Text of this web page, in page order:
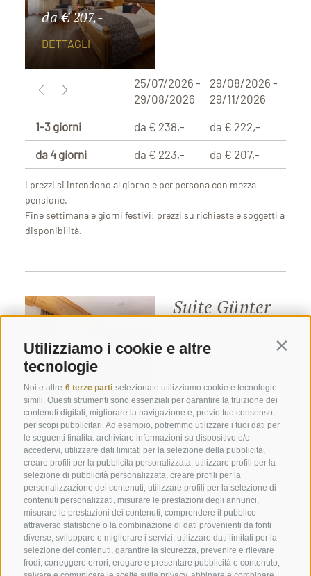
Utilizziamo i cookie e altre
tecnologie
Noi e altre 6 terze parti selezionate utilizziamo cookie e tecnologie
simili. Questi strumenti sono essenziali per garantire la fruizione dei
contenuti digitali, migliorare la navigazione e, previo tuo consenso,
per scopi pubblicitari. Ad esempio, potremmo utilizzare i tuoi dati per
le seguenti finalità: archiviare informazioni su dispositivo e/o
accedervi, utilizzare dati limitati per la selezione della pubblicità,
creare profili per la pubblicità personalizzata, utilizzare profili per la
selezione di pubblicità personalizzata, creare profili per la
personalizzazione dei contenuti, utilizzare profili per la selezione di
contenuti personalizzati, misurare le prestazioni degli annunci,
misurare le prestazioni dei contenuti, comprendere il pubblico
attraverso statistiche o la combinazione di dati provenienti da fonti
diverse, sviluppare e migliorare i servizi, utilizzare dati limitati per la
selezione dei contenuti, garantire la sicurezza, prevenire e rilevare
frodi, correggere errori, erogare e presentare pubblicità e contenuto,
da € 207,-
DETTAGLI
25/07/2026 -
29/08/2026
29/08/2026 -
29/11/2026
1-3 giorni
da 4 giorni
da € 238,-
da € 223,-
da € 222,-
da € 207,-
I prezzi si intendono al giorno e per persona con mezza
pensione.
Fine settimana e giorni festivi: prezzi su richiesta e soggetti a
disponibilità.
da € 207,-
DETTAGLI
Suite Günter
25/07/2026 -
29/08/2026
29/08/2026 -
29/11/2026
1-3 giorni
da 4 giorni
da € 238,-
da € 223,-
da € 222,-
da € 207,-
I prezzi si intendono al giorno e per persona con mezza
pensione.
Fine settimana e giorni festivi: prezzi su richiesta e soggetti a